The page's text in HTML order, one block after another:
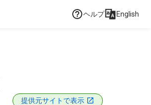
ヘルプ English
提供元サイトで表示